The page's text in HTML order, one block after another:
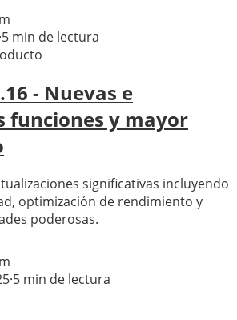
·5 min de lectura
- Nuevas e
funciones y mayor
significativas incluyendo
optimización de rendimiento y
poderosas.
·5 min de lectura